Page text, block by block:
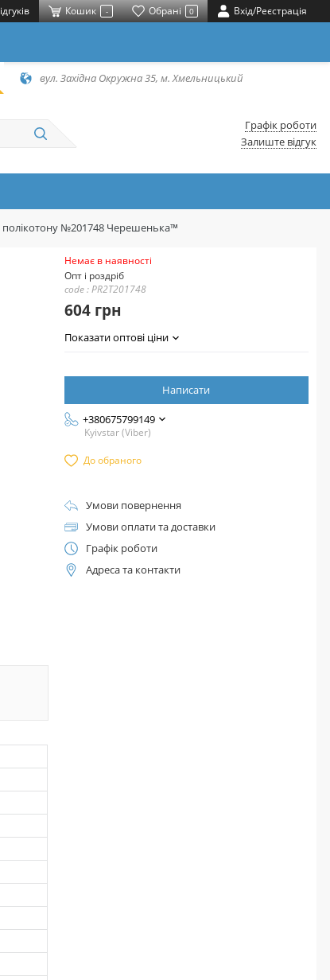
Кошик - Обрані 0 Вхід/Реєстрація
вул. Західна Окружна 35, м. Хмельницький
Графік роботи
Залиште відгук
полікотону №201748 Черешенька™
Немає в наявності
Опт і роздріб
code : PR2T201748
604 грн
Показати оптові ціни
Написати
+380675799149
Kyivstar (Viber)
До обраного
Умови повернення
Умови оплати та доставки
Графік роботи
Адреса та контакти